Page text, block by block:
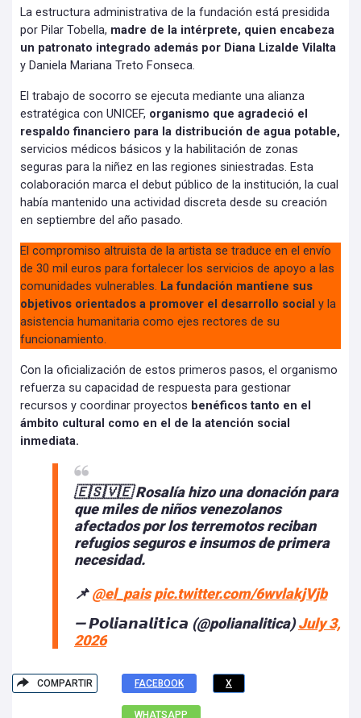
La estructura administrativa de la fundación está presidida
por Pilar Tobella, madre de la intérprete, quien encabeza
un patronato integrado además por Diana Lizalde Vilalta
y Daniela Mariana Treto Fonseca.
El trabajo de socorro se ejecuta mediante una alianza
estratégica con UNICEF, organismo que agradeció el
respaldo financiero para la distribución de agua potable,
servicios médicos básicos y la habilitación de zonas
seguras para la niñez en las regiones siniestradas. Esta
colaboración marca el debut público de la institución, la cual
había mantenido una actividad discreta desde su creación
en septiembre del año pasado.
El compromiso altruista de la artista se traduce en el envío
de 30 mil euros para fortalecer los servicios de apoyo a las
comunidades vulnerables. La fundación mantiene sus
objetivos orientados a promover el desarrollo social y la
asistencia humanitaria como ejes rectores de su
funcionamiento.
Con la oficialización de estos primeros pasos, el organismo
refuerza su capacidad de respuesta para gestionar
recursos y coordinar proyectos benéficos tanto en el
ámbito cultural como en el de la atención social
inmediata.
🇪🇸🇻🇪 Rosalía hizo una donación para
que miles de niños venezolanos
afectados por los terremotos reciban
refugios seguros e insumos de primera
necesidad.
📌@el_pais pic.twitter.com/6wvlakjVjb
— 𝙋𝙤𝙡𝙞𝙖𝙣𝙖𝙡𝙞𝙩𝙞𝙘𝙖 (@polianalitica)July 3,
2026
COMPARTIR FACEBOOK X
WHATSAPP